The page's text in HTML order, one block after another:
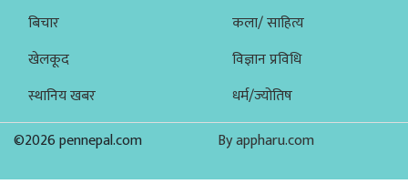
बिचार
खेलकूद
स्थानिय खबर
कला/ साहित्य
विज्ञान प्रविधि
धर्म/ज्योतिष
©2026 pennepal.com
By appharu.com